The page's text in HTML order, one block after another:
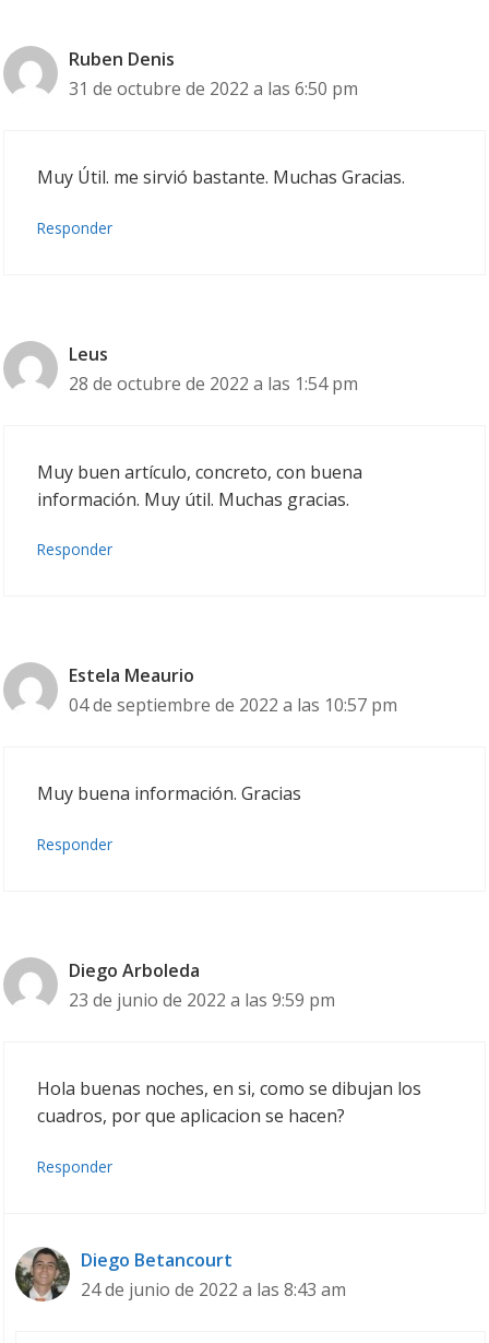
Ruben Denis
31 de octubre de 2022 a las 6:50 pm
Muy Útil. me sirvió bastante. Muchas Gracias.
Responder
Leus
28 de octubre de 2022 a las 1:54 pm
Muy buen artículo, concreto, con buena
información. Muy útil. Muchas gracias.
Responder
Estela Meaurio
04 de septiembre de 2022 a las 10:57 pm
Muy buena información. Gracias
Responder
Diego Arboleda
23 de junio de 2022 a las 9:59 pm
Hola buenas noches, en si, como se dibujan los
cuadros, por que aplicacion se hacen?
Responder
Diego Betancourt
24 de junio de 2022 a las 8:43 am